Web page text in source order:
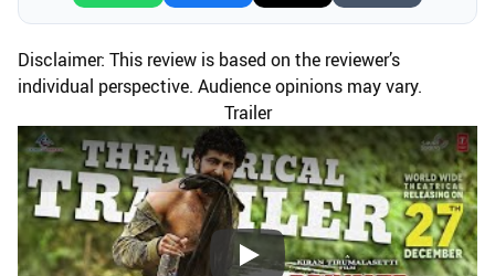
Disclaimer: This review is based on the reviewer’s
individual perspective. Audience opinions may vary.
Trailer
Play